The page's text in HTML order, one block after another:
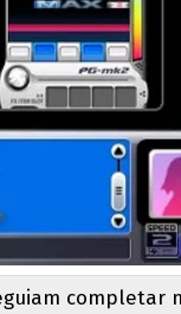
completar